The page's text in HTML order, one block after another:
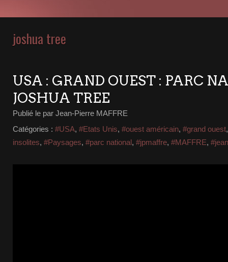
joshua tree
USA : GRAND OUEST : PARC
JOSHUA TREE
Publié le par Jean-Pierre MAFFRE
Catégories : #USA, #Etats Unis, #ouest américain, #grand ouest
insolites, #Paysages, #parc national, #jpmaffre, #MAFFRE,